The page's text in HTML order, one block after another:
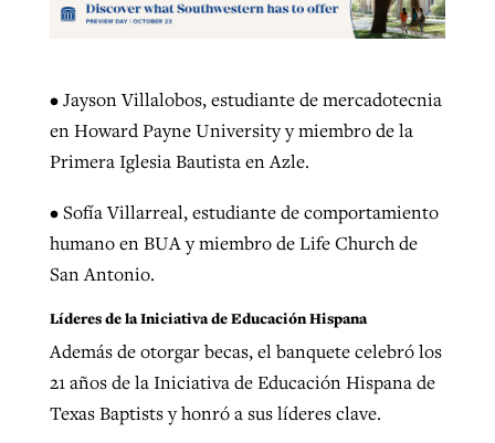
•Jayson Villalobos, estudiante de mercadotecnia
en Howard Payne University y miembro de la
Primera Iglesia Bautista en Azle.
•Sofía Villarreal, estudiante de comportamiento
humano en BUA y miembro de Life Church de
San Antonio.
Líderes de la Iniciativa de Educación Hispana
Además de otorgar becas, el banquete celebró los
21 años de la Iniciativa de Educación Hispana de
Texas Baptists y honró a sus líderes clave.